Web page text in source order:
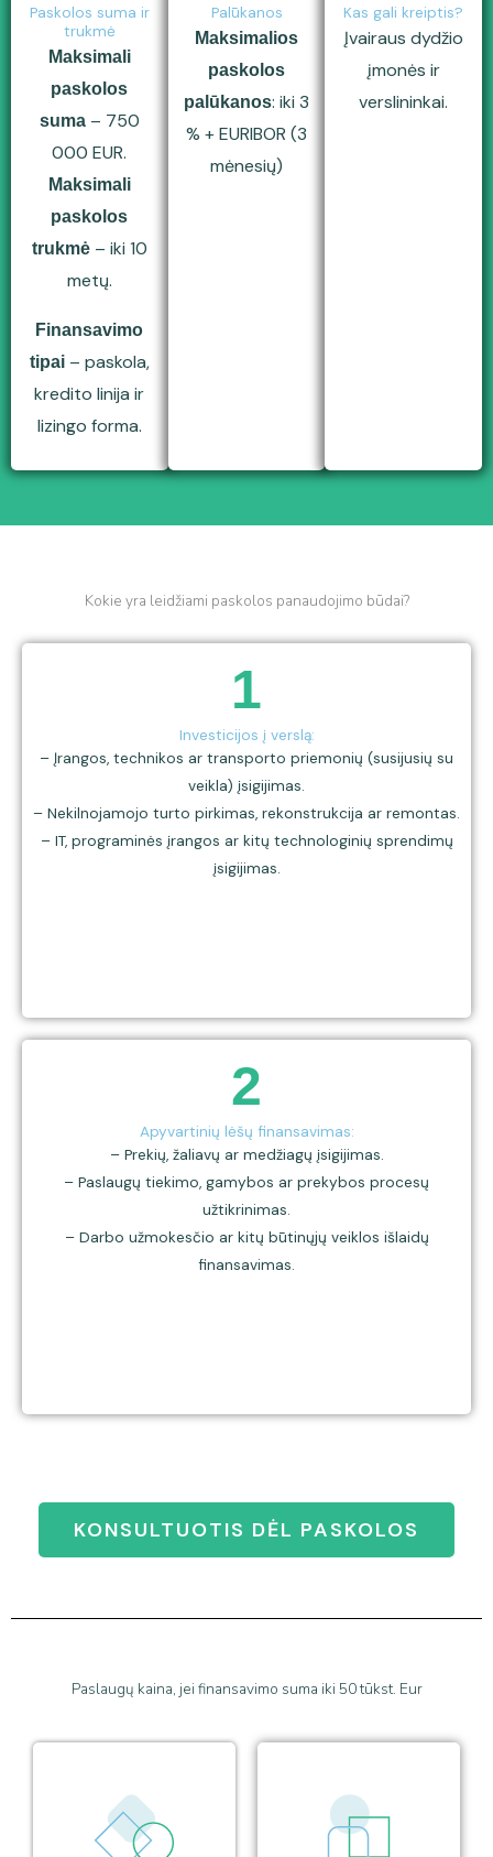
Paskolos suma ir
trukmė
Maksimali
paskolos
suma– 750
000 EUR.
Maksimali
paskolos
trukmė– iki 10
metų.
Finansavimo
tipai – paskola,
kredito linija ir
lizingo forma.
Palūkanos
Maksimalios
paskolos
palūkanos: iki 3
% + EURIBOR (3
mėnesių)
Kas gali kreiptis?
Įvairaus dydžio
įmonės ir
verslininkai.
Kokie yra leidžiami paskolos panaudojimo būdai?
1
Investicijos į verslą:
– Įrangos, technikos ar transporto priemonių (susijusių su
veikla) įsigijimas.
– Nekilnojamojo turto pirkimas, rekonstrukcija ar remontas.
– IT, programinės įrangos ar kitų technologinių sprendimų
įsigijimas.
2
Apyvartinių lėšų finansavimas:
– Prekių, žaliavų ar medžiagų įsigijimas.
– Paslaugų tiekimo, gamybos ar prekybos procesų
užtikrinimas.
– Darbo užmokesčio ar kitų būtinųjų veiklos išlaidų
finansavimas.
KONSULTUOTIS DĖL PASKOLOS
Paslaugų kaina, jei finansavimo suma iki 50 tūkst. Eur